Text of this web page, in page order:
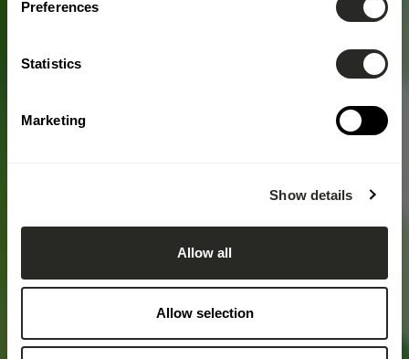
Preferences
Statistics
Marketing
Show details
Allow all
Allow selection